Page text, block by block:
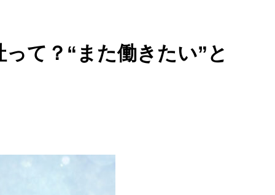
て？“また働きたい”と